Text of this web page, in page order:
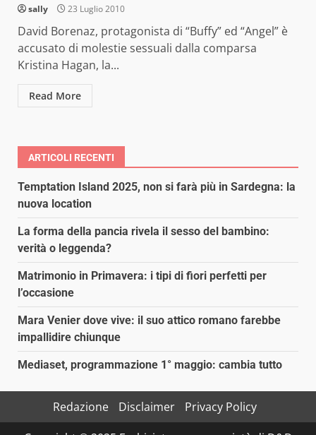
sally 23 Luglio 2010
David Borenaz, protagonista di “Buffy” ed “Angel” è
accusato di molestie sessuali dalla comparsa
Kristina Hagan, la...
Read More
ARTICOLI RECENTI
Temptation Island 2025, non si farà più in Sardegna: la
nuova location
La forma della pancia rivela il sesso del bambino:
verità o leggenda?
Matrimonio in Primavera: i tipi di fiori perfetti per
l’occasione
Mara Venier dove vive: il suo attico romano farebbe
impallidire chiunque
Mediaset, programmazione 1° maggio: cambia tutto
Redazione Disclaimer
Privacy Policy